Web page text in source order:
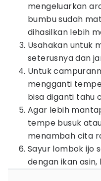
mengeluarkan
bumbu sudah
dihasilkan lebih
Usahakan untuk
seterusnya dan
Untuk
mengganti
bisa diganti tahu
Agar lebih
tempe busuk
menambah cita
Sayur lombok ijo
dengan ikan